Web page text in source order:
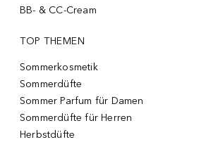
BB- & CC-Cream
TOP THEMEN
Sommerkosmetik
Sommerdüfte
Sommer Parfum für Damen
Sommerdüfte für Herren
Herbstdüfte